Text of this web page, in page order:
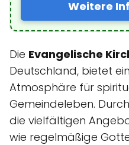
Weitere
Die Evangelische
Deutschland, bietet
Atmosphäre für
Gemeindeleben.
die vielfältigen
wie regelmäßige